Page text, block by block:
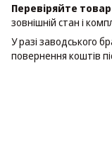
Перевіряйте
зовнішній стан і
У разі заводського
повернення коштів